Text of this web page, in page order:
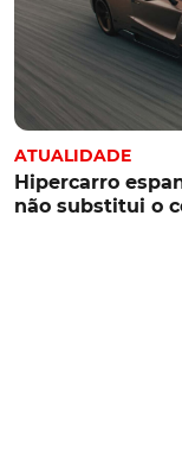
ATUALIDADE
Hipercarro
não substitui o